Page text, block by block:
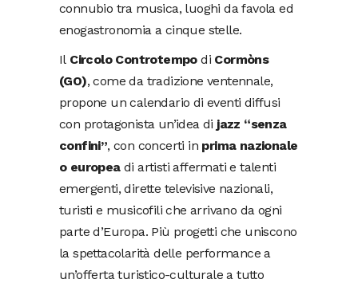
connubio tra musica, luoghi da favola ed
enogastronomia a cinque stelle.
Il Circolo Controtempodi Cormòns
(GO), come da tradizione ventennale,
propone un calendario di eventi diffusi
con protagonista un’idea di jazz “senza
confini”, con concerti in prima nazionale
o europeadi artisti affermati e talenti
emergenti, dirette televisive nazionali,
turisti e musicofili che arrivano da ogni
parte d’Europa. Più progetti che uniscono
la spettacolarità delle performance a
un’offerta turistico-culturale a tutto